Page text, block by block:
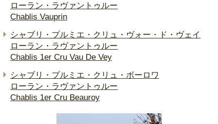
ローラン・ラヴァントゥルー
Chablis Vauprin
シャブリ・プルミエ・クリュ・ヴォー・ド・ヴェイ
ローラン・ラヴァントゥルー
Chablis 1er Cru Vau De Vey
シャブリ・プルミエ・クリュ・ボーロワ
ローラン・ラヴァントゥルー
Chablis 1er Cru Beauroy